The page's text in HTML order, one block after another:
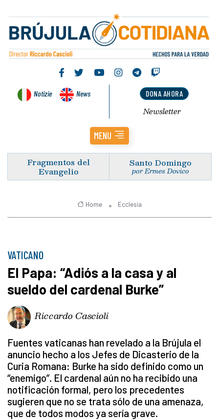
Notizie News DONA AHORA
Newsletter
MENU
Fragmentos del
Evangelio
Santo Domingo
por Ermes Dovico
Home Ecclesia
VATICANO
El Papa: “Adiós a la casa y al
sueldo del cardenal Burke”
Riccardo Cascioli
Fuentes vaticanas han revelado a la Brújula el
anuncio hecho a los Jefes de Dicasterio de la
Curia Romana: Burke ha sido definido como un
“enemigo”. El cardenal aún no ha recibido una
notificación formal, pero los precedentes
sugieren que no se trata sólo de una amenaza,
que de todos modos ya sería grave.